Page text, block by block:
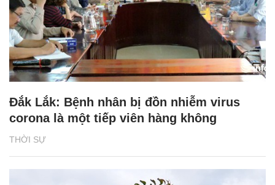
THỜI SỰ
Đắk Lắk: Bệnh nhân bị đồn nhiễm virus
corona là một tiếp viên hàng không